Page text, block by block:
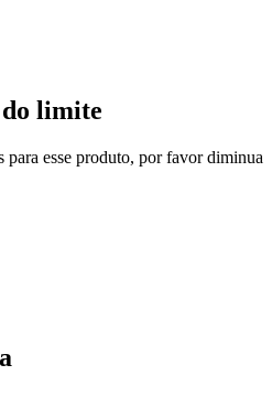
limite
esse produto, por favor diminua